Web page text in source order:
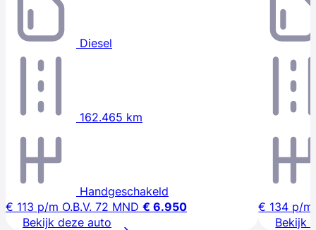
Diesel
162.465 km
Handgeschakeld
€ 113 p/m O.B.V. 72 MND € 6.950
Bekijk deze auto
€ 134 p/m
Bekijk